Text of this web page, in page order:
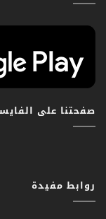
صفحتنا على
روابط مفيدة